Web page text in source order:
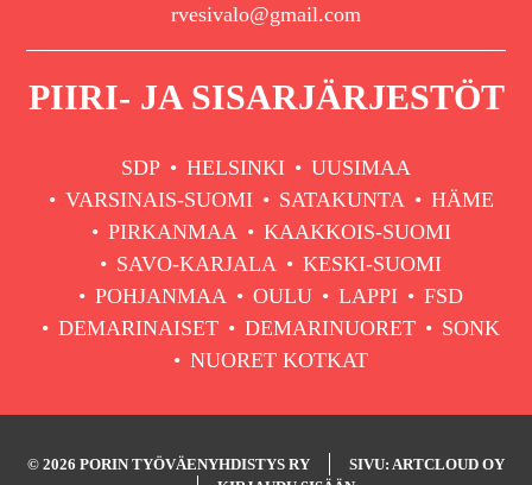
rvesivalo@gmail.com
PIIRI- JA SISARJÄRJESTÖT
SDP HELSINKI
UUSIMAA
VARSINAIS-SUOMI
SATAKUNTA
HÄME
PIRKANMAA
KAAKKOIS-SUOMI
SAVO-KARJALA
KESKI-SUOMI
POHJANMAA
OULU LAPPI
FSD
DEMARINAISET
DEMARINUORET
SONK
NUORET KOTKAT
© 2026 PORIN TYÖVÄENYHDISTYS RY
SIVU: ARTCLOUD OY